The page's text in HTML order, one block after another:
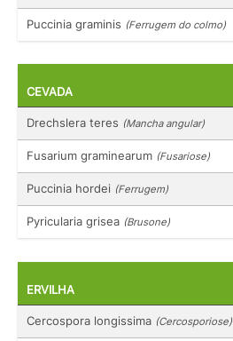
Puccinia graminis (Ferrugem do colmo)
CEVADA
Drechslera teres (Mancha angular)
Fusarium graminearum (Fusariose)
Puccinia hordei (Ferrugem)
Pyricularia grisea (Brusone)
ERVILHA
Cercospora longissima (Cercosporiose)